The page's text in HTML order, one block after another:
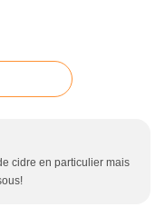
cidre en particulier mais